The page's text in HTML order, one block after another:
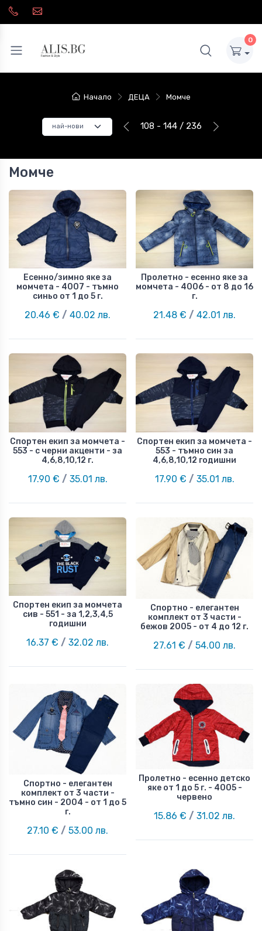
0
Начало ДЕЦА Момче
108 - 144 / 236
Момче
Есенно/зимно яке за
момчета - 4007 - тъмно
синьо от 1 до 5 г.
20.46 € / 40.02 лв.
Пролетно - есенно яке за
момчета - 4006 - от 8 до 16
г.
21.48 € / 42.01 лв.
Спортен екип за момчета -
553 - с черни акценти - за
4,6,8,10,12 г.
17.90 € / 35.01 лв.
Спортен екип за момчета -
553 - тъмно син за
4,6,8,10,12 годишни
17.90 € / 35.01 лв.
Спортен екип за момчета
сив - 551 - за 1,2,3,4,5
годишни
16.37 € / 32.02 лв.
Спортно - елегантен
комплект от 3 части -
бежов 2005 - от 4 до 12 г.
27.61 € / 54.00 лв.
Спортно - елегантен
комплект от 3 части -
тъмно син - 2004 - от 1 до 5
г.
27.10 € / 53.00 лв.
Пролетно - есенно детско
яке от 1 до 5 г. - 4005 -
червено
15.86 € / 31.02 лв.